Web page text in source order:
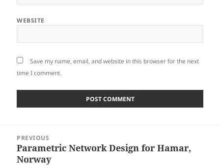
WEBSITE
Save my name, email, and website in this browser for the next
time I comment.
navigation
PREVIOUS
Previous
post:
Parametric Network Design for Hamar,
Norway